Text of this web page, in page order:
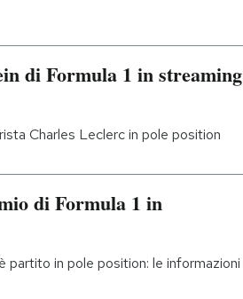
di Formula 1 in streaming
Charles Leclerc in pole position
di Formula 1 in
partito in pole position: le informazioni